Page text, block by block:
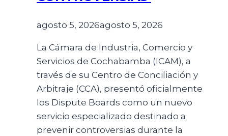
agosto 5, 2026agosto 5, 2026
La Cámara de Industria, Comercio y
Servicios de Cochabamba (ICAM), a
través de su Centro de Conciliación y
Arbitraje (CCA), presentó oficialmente
los Dispute Boards como un nuevo
servicio especializado destinado a
prevenir controversias durante la